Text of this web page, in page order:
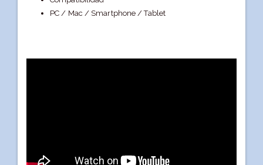
PC / Mac / Smartphone / Tablet